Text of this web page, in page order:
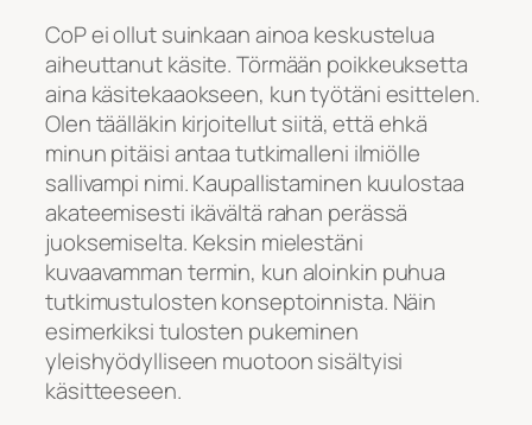
CoP ei ollut suinkaan ainoa keskustelua
aiheuttanut käsite. Törmään poikkeuksetta
aina käsitekaaokseen, kun työtäni esittelen.
Olen täälläkin kirjoitellut siitä, että ehkä
minun pitäisi antaa tutkimalleni ilmiölle
sallivampi nimi. Kaupallistaminen kuulostaa
akateemisesti ikävältä rahan perässä
juoksemiselta. Keksin mielestäni
kuvaavamman termin, kun aloinkin puhua
tutkimustulosten konseptoinnista. Näin
esimerkiksi tulosten pukeminen
yleishyödylliseen muotoon sisältyisi
käsitteeseen.